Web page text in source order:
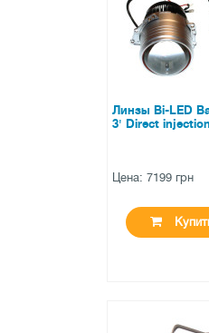
Линзы Bi-LED
3' Direct injection
Цена: 7199 грн
нет в наличии